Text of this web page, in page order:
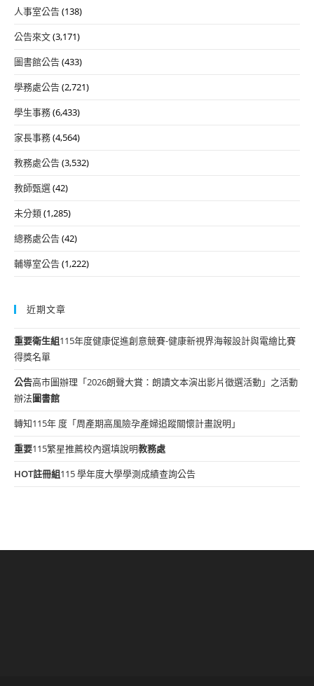
人事室公告(138)
公告來文(3,171)
圖書館公告(433)
學務處公告(2,721)
學生事務(6,433)
家長事務(4,564)
教務處公告(3,532)
教師甄選(42)
未分類(1,285)
總務處公告(42)
輔導室公告(1,222)
近期文章
重要衛生組115年度健康促進創意競賽-健康新視界海報設計與電繪比賽
得獎名單
公告高市圖辦理「2026朗聲大賞：朗讀文本演出影片徵選活動」之活動
辦法圖書館
轉知115年 度「周產期高風險孕產婦追蹤關懷計畫說明」
重要115繁星推薦校內選填說明教務處
HOT註冊組115 學年度大學學測成績查詢公告